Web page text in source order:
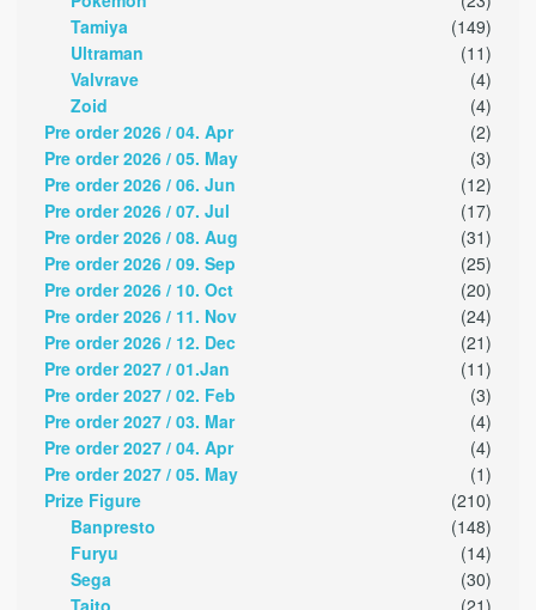
Tamiya
(149)
Ultraman
(11)
Valvrave
(4)
Zoid
(4)
Pre order 2026 / 04. Apr
(2)
Pre order 2026 / 05. May
(3)
Pre order 2026 / 06. Jun
(12)
Pre order 2026 / 07. Jul
(17)
Pre order 2026 / 08. Aug
(31)
Pre order 2026 / 09. Sep
(25)
Pre order 2026 / 10. Oct
(20)
Pre order 2026 / 11. Nov
(24)
Pre order 2026 / 12. Dec
(21)
Pre order 2027 / 01.Jan
(11)
Pre order 2027 / 02. Feb
(3)
Pre order 2027 / 03. Mar
(4)
Pre order 2027 / 04. Apr
(4)
Pre order 2027 / 05. May
(1)
Prize Figure
(210)
Banpresto
(148)
Furyu
(14)
Sega
(30)
Taito
(21)